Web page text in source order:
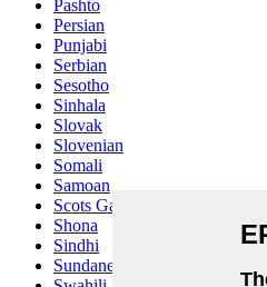
Pashto
Persian
Punjabi
Serbian
Sesotho
Sinhala
Slovak
Slovenian
Somali
Samoan
Scots Gaelic
Shona
Sindhi
Sundanese